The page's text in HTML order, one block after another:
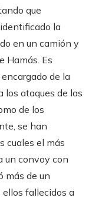
que
la
en un camión y
Hamás. Es
de la
los ataques de las
de los
se han
cuales el más
un convoy con
más de un
fallecidos a